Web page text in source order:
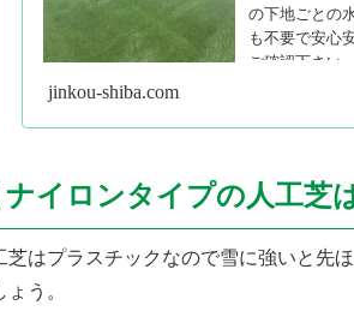
の下地ごとの
も不要で安心
ご確認下さい。
jinkou-shiba.com
ナイロンタイプの人工芝
芝はプラスチックなので雪に強いと先
ょう。